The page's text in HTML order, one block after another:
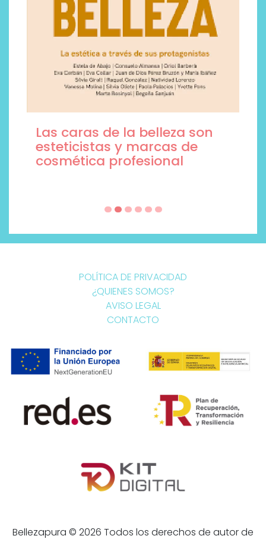
Las caras de la belleza son
esteticistas y marcas de
cosmética profesional
POLÍTICA DE PRIVACIDAD
¿QUIENES SOMOS?
AVISO LEGAL
CONTACTO
Bellezapura © 2026 Todos los derechos de autor de